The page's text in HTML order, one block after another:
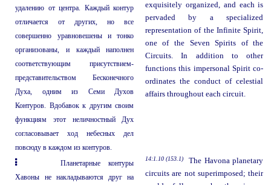
удалению от центра. Каждый контур
отличается от других, но все
совершенно уравновешены и тонко
организованы, и каждый наполнен
соответствующим присутствием-
представительством Бесконечного
Духа, одним из Семи Духов
Контуров. Вдобавок к другим своим
функциям этот неличностный Дух
согласовывает ход небесных дел
повсюду в каждом из контуров.
exquisitely organized, and each is
pervaded by a specialized
representation of the Infinite Spirit,
one of the Seven Spirits of the
Circuits. In addition to other
functions this impersonal Spirit co-
ordinates the conduct of celestial
affairs throughout each circuit.
Планетарные контуры
Хавоны не накладываются друг на
14:1.10 (153.1)
The Havona planetary
circuits are not superimposed; their